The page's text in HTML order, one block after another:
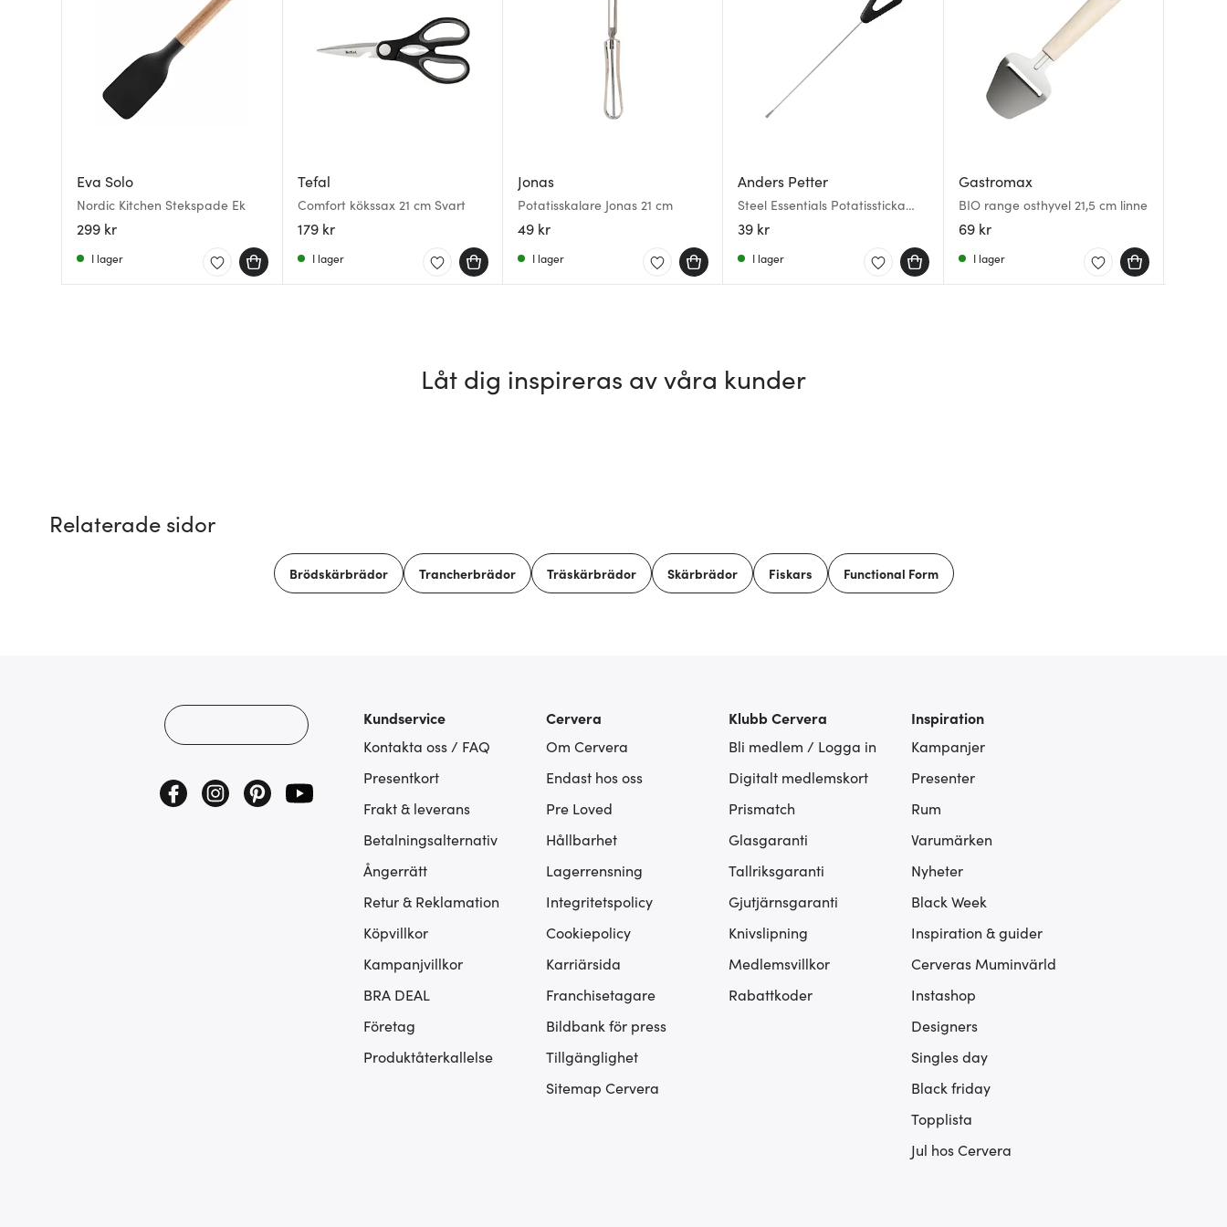
Eva Solo
Nordic Kitchen Stekspade Ek
299 kr
I lager
Tefal
Comfort kökssax 21 cm Svart
179 kr
I lager
Jonas
Potatisskalare Jonas 21 cm
49 kr
I lager
Anders Petter
Steel Essentials Potatissticka
15,5 cm stål/svart
39 kr
I lager
Gastromax
BIO range osthyvel 21,5 cm linne
69 kr
I lager
Låt dig inspireras av våra kunder
Relaterade sidor
Brödskärbrädor Trancherbrädor Träskärbrädor Skärbrädor Fiskars Functional Form
Kundservice
Kontakta oss / FAQ
Presentkort
Frakt & leverans
Betalningsalternativ
Ångerrätt
Retur & Reklamation
Köpvillkor
Kampanjvillkor
BRA DEAL
Företag
Produktåterkallelse
Cervera
Om Cervera
Endast hos oss
Pre Loved
Hållbarhet
Lagerrensning
Integritetspolicy
Cookiepolicy
Karriärsida
Franchisetagare
Bildbank för press
Tillgänglighet
Sitemap Cervera
Klubb Cervera
Bli medlem / Logga in
Digitalt medlemskort
Prismatch
Glasgaranti
Tallriksgaranti
Gjutjärnsgaranti
Knivslipning
Medlemsvillkor
Rabattkoder
Inspiration
Kampanjer
Presenter
Rum
Varumärken
Nyheter
Black Week
Inspiration & guider
Cerveras Muminvärld
Instashop
Designers
Singles day
Black friday
Topplista
Jul hos Cervera